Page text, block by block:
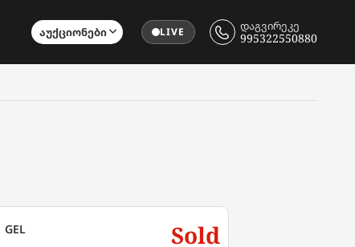
Აუქციონები LIVE დაგვირეკე
995322550880
GEL Sold